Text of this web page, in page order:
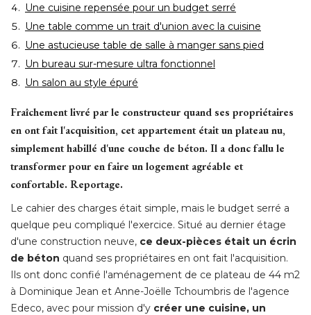
Une cuisine repensée pour un budget serré
Une table comme un trait d'union avec la cuisine
Une astucieuse table de salle à manger sans pied
Un bureau sur-mesure ultra fonctionnel
Un salon au style épuré
Fraîchement livré par le constructeur quand ses propriétaires
en ont fait l'acquisition, cet appartement était un plateau nu,
simplement habillé d'une couche de béton. Il a donc fallu le
transformer pour en faire un logement agréable et
confortable. Reportage.
Le cahier des charges était simple, mais le budget serré a
quelque peu compliqué l'exercice. Situé au dernier étage
d'une construction neuve, ce deux-pièces était un écrin
de béton quand ses propriétaires en ont fait l'acquisition.
Ils ont donc confié l'aménagement de ce plateau de 44 m2
à Dominique Jean et Anne-Joëlle Tchoumbris de l'agence
Edeco, avec pour mission d'y créer une cuisine, un